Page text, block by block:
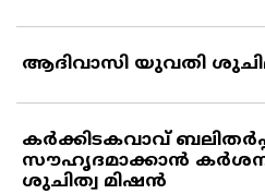
ആദിവാസി യുവതി
കര്‍ക്കിടകവാവ്
സൗഹൃദമാക്കാന്‍ കര്‍ശന
ശുചിത്വ മിഷന്‍